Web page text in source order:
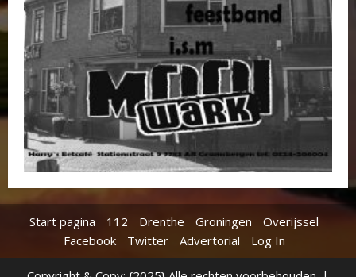
Start pagina 112 Drenthe Groningen
Overijssel
Facebook
Twitter Advertorial Log In